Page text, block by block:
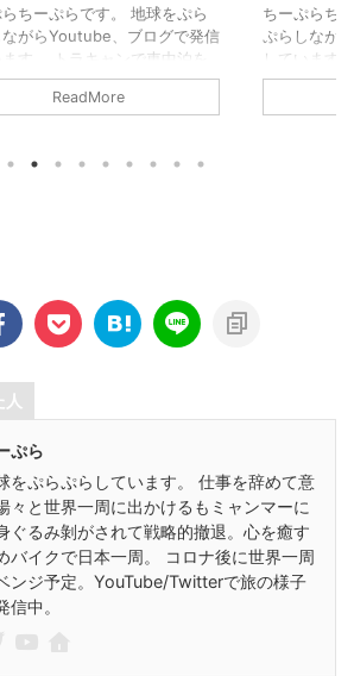
ちーぷらです。 地球をぷら
がらYoutube、ブログで発信
ます。 トラキャンで車中泊を
、一応日本一周をしておりま
年6月の生活費です。 収
働して賃金を得たが、その代償
悪くないか。 You ...
ReadMore
ちーぷらち
ぷらしなが
しています
5/31の計35
ぷら
をぷらぷらしています。 仕事を辞めて意
々と世界一周に出かけるもミャンマーに
ぐるみ剝がされて戦略的撤退。心を癒す
バイクで日本一周。 コロナ後に世界一周
ンジ予定。YouTube/Twitterで旅の様子
信中。